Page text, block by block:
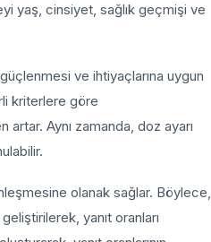
yaş, cinsiyet, sağlık geçmişi ve
ve ihtiyaçlarına uygun
kriterlere göre
Aynı zamanda, doz ayarı
olanak sağlar. Böylece,
yanıt oranları